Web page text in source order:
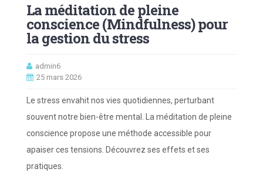
La méditation de pleine
conscience (Mindfulness) pour
la gestion du stress
admin6
25 mars 2026
Le stress envahit nos vies quotidiennes, perturbant
souvent notre bien-être mental. La méditation de pleine
conscience propose une méthode accessible pour
apaiser ces tensions. Découvrez ses effets et ses
pratiques.